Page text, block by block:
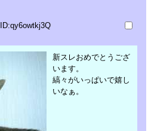
ID:qy6owtkj3Q
新スレおめでとうござ
います。
縞々がいっぱいで嬉し
いなぁ。